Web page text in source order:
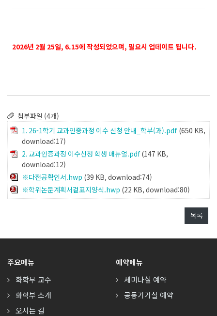
2026년 2월 25일, 6.15에 작성되었으며, 필요시 업데이트 됩니다.
첨부파일 (4개)
1. 26-1학기 교과인증과정 이수 신청 안내_학부(과).pdf (650 KB,
download:17)
2. 교과인증과정 이수신청 학생 매뉴얼.pdf (147 KB,
download:12)
※다전공확인서.hwp (39 KB, download:74)
※학위논문계획서겉표지양식.hwp (22 KB, download:80)
목록
주요메뉴
화학부 교수
화학부 소개
오시는 길
예약메뉴
세미나실 예약
공동기기실 예약